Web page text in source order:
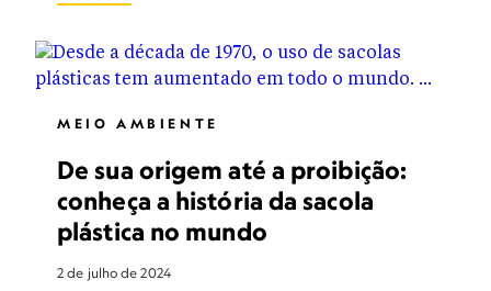
MEIO AMBIENTE
De sua origem até a proibição:
conheça a história da sacola
plástica no mundo
2 de julho de 2024